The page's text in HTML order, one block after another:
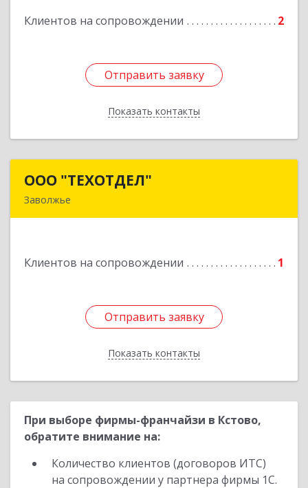
Клиентов на сопровождении 2
Отправить заявку
Показать контакты
Отправить заявку
Назад
ООО "ТЕХОТДЕЛ"
Заволжье
Клиентов на сопровождении 1
Отправить заявку
Показать контакты
Отправить заявку
Назад
При выборе фирмы-франчайзи в Кстово,
обратите внимание на:
Количество клиентов (договоров ИТС)
на сопровождении у партнера фирмы 1С.